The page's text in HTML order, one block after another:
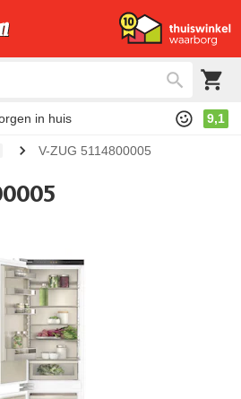
in huis 9,1
V-ZUG 5114800005